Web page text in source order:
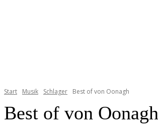
Start Musik Schlager Best of von Oonagh
Best of von Oonagh